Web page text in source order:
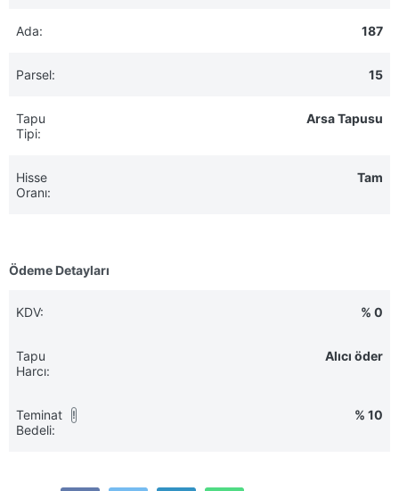
Ada: 187
Parsel: 15
Tapu
Tipi:
Arsa Tapusu
Hisse
Oranı:
Tam
Ödeme Detayları
KDV: % 0
Tapu
Harcı:
Alıcı öder
Teminat
Bedeli:
! % 10